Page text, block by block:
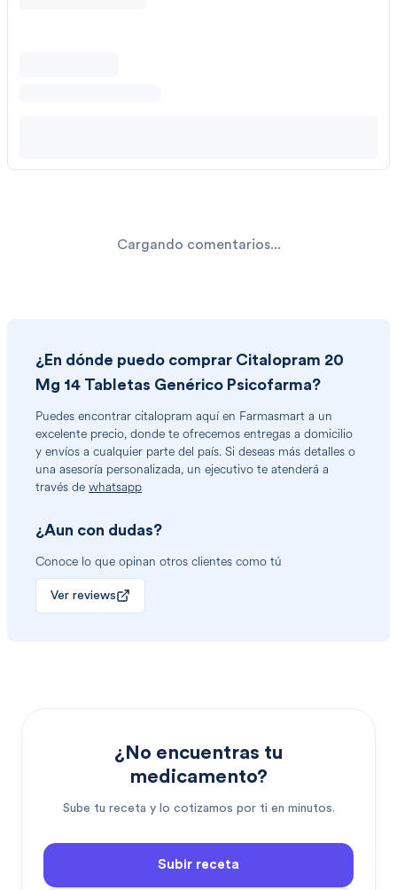
Cargando comentarios...
¿En dónde puedo comprar Citalopram 20
Mg 14 Tabletas Genérico Psicofarma?
Puedes encontrar citalopram aquí en Farmasmart a un
excelente precio, donde te ofrecemos entregas a domicilio
y envíos a cualquier parte del país. Si deseas más detalles o
una asesoría personalizada, un ejecutivo te atenderá a
través de whatsapp
¿Aun con dudas?
Conoce lo que opinan otros clientes como tú
Ver reviews
¿No encuentras tu
medicamento?
Sube tu receta y lo cotizamos por ti en minutos.
Subir receta